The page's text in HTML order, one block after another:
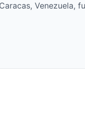
Venezuela,